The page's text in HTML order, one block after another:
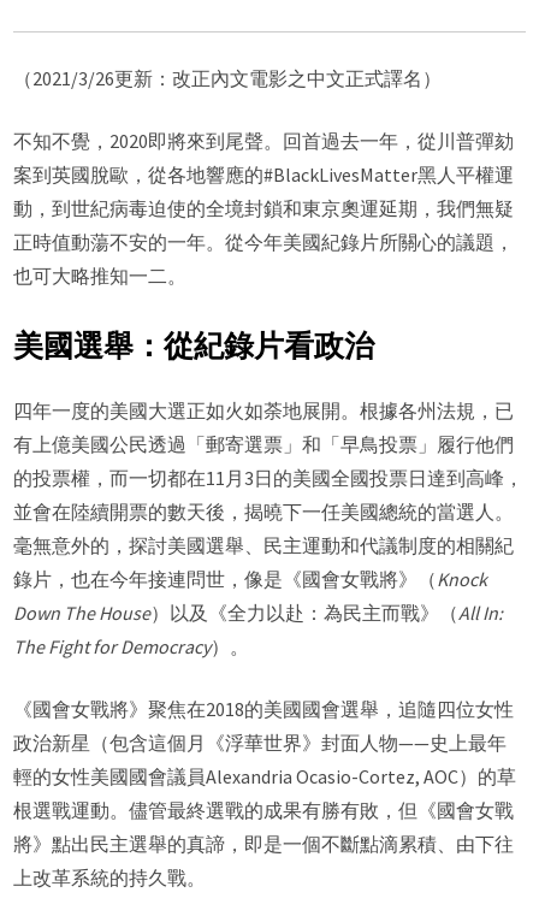
（2021/3/26更新：改正內文電影之中文正式譯名）
不知不覺，2020即將來到尾聲。回首過去一年，從川普彈劾
案到英國脫歐，從各地響應的#BlackLivesMatter黑人平權運
動，到世紀病毒迫使的全境封鎖和東京奧運延期，我們無疑
正時值動蕩不安的一年。從今年美國紀錄片所關心的議題，
也可大略推知一二。
美國選舉：從紀錄片看政治
四年一度的美國大選正如火如荼地展開。根據各州法規，已
有上億美國公民透過「郵寄選票」和「早鳥投票」履行他們
的投票權，而一切都在11月3日的美國全國投票日達到高峰，
並會在陸續開票的數天後，揭曉下一任美國總統的當選人。
毫無意外的，探討美國選舉、民主運動和代議制度的相關紀
錄片，也在今年接連問世，像是《國會女戰將》（Knock
Down The House）以及《全力以赴：為民主而戰》（All In:
The Fight for Democracy）。
《國會女戰將》聚焦在2018的美國國會選舉，追隨四位女性
政治新星（包含這個月《浮華世界》封面人物——史上最年
輕的女性美國國會議員Alexandria Ocasio-Cortez, AOC）的草
根選戰運動。儘管最終選戰的成果有勝有敗，但《國會女戰
將》點出民主選舉的真諦，即是一個不斷點滴累積、由下往
上改革系統的持久戰。